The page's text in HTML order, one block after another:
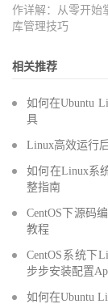
作详解：从零开始
库管理技巧
相关推荐
如何在Ubuntu
具
Linux高效运行
如何在Linux系
整指南
CentOS下源码
教程
CentOS系统下
步步安装配置
如何在Ubuntu